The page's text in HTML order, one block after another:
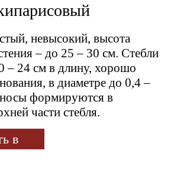
невысокий, высота
– до 25 – 30 см. Стебли
– 24 см в длину, хорошо
в диаметре до 0,4 –
формируются в
части стебля.
в